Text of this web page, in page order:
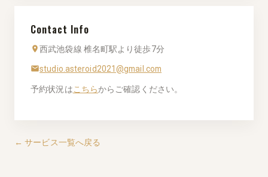
Contact Info
西武池袋線 椎名町駅より徒歩7分
studio.asteroid2021@gmail.com
予約状況はこちらからご確認ください。
← サービス一覧へ戻る